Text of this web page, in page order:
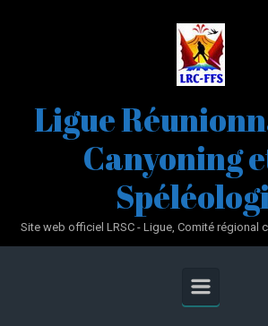
Ligue
Canyoning
Site web officiel LRSC - Ligue, Comité régional